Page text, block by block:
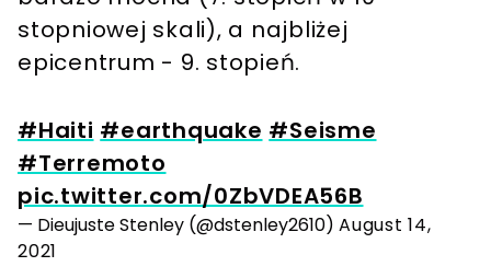
stopniowej skali), a najbliżej
epicentrum - 9. stopień.
#Haiti #earthquake #Seisme
#Terremoto
pic.twitter.com/0ZbVDEA56B
— Dieujuste Stenley (@dstenley2610) August 14,
2021